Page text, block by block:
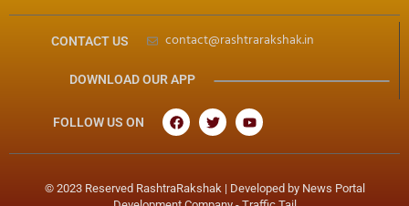
CONTACT US contact@rashtrarakshak.in
DOWNLOAD OUR APP
FOLLOW US ON
© 2023 Reserved RashtraRakshak | Developed by News Portal